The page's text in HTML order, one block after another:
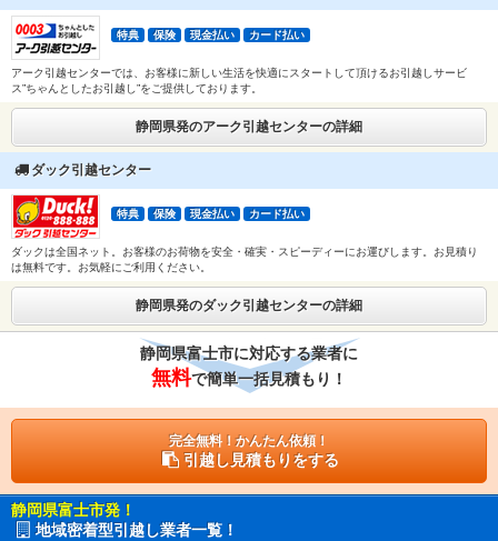
特典 保険 現金払い カード払い
アーク引越センターでは、お客様に新しい生活を快適にスタートして頂けるお引越しサービ
ス”ちゃんとしたお引越し”をご提供しております。
静岡県発のアーク引越センターの詳細
ダック引越センター
特典 保険 現金払い カード払い
ダックは全国ネット。お客様のお荷物を安全・確実・スピーディーにお運びします。お見積り
は無料です。お気軽にご利用ください。
静岡県発のダック引越センターの詳細
静岡県富士市に対応する業者に
無料で簡単一括見積もり！
完全無料！かんたん依頼！
引越し見積もりをする
静岡県富士市発！
地域密着型引越し業者一覧！